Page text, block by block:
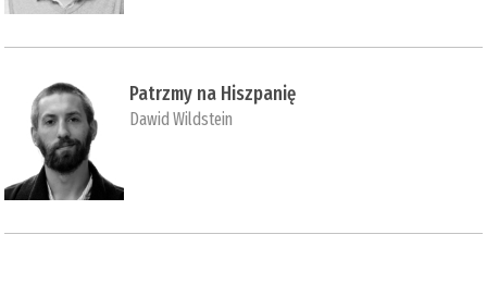
Patrzmy na Hiszpanię
Dawid Wildstein